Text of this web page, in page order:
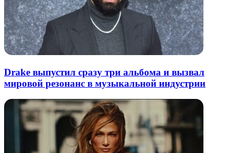
Drake выпустил сразу три альбома и вызвал
мировой резонанс в музыкальной индустрии